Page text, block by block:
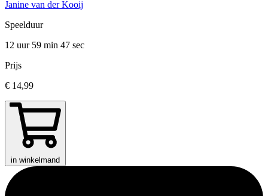
Janine van der Kooij
Speelduur
12 uur 59 min 47 sec
Prijs
€ 14,99
in winkelmand